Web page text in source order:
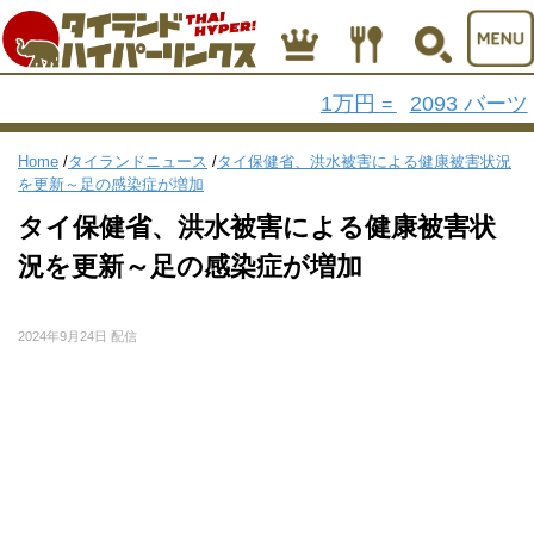
1万円 = 2093 バーツ
Home /タイランドニュース /タイ保健省、洪水被害による健康被害状況
を更新～足の感染症が増加
タイ保健省、洪水被害による健康被害状
況を更新～足の感染症が増加
2024年9月24日 配信